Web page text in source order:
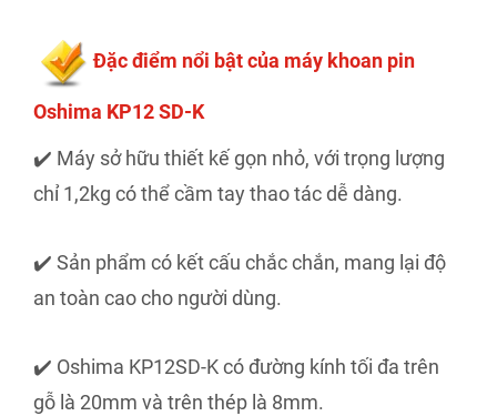
Đặc điểm nổi bật của máy khoan pin
Oshima KP12 SD-K
✔️ Máy sở hữu thiết kế gọn nhỏ, với trọng lượng
chỉ 1,2kg có thể cầm tay thao tác dễ dàng.
✔️ Sản phẩm có kết cấu chắc chắn, mang lại độ
an toàn cao cho người dùng.
✔️ Oshima KP12SD-K có đường kính tối đa trên
gỗ là 20mm và trên thép là 8mm.